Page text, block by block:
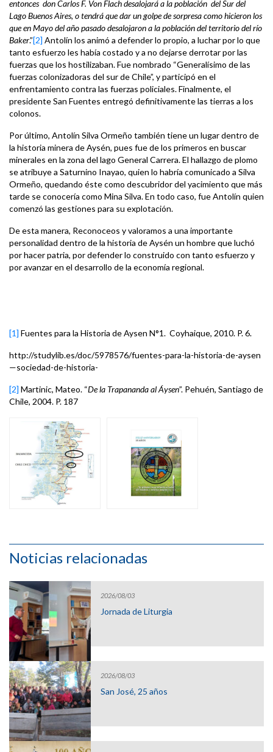
entonces don Carlos F. Von Flach desalojará a la población del Sur del
Lago Buenos Aires, o tendrá que dar un golpe de sorpresa como hicieron los
que en Mayo del año pasado desalojaron a la población del territorio del río
Baker.”[2] Antolín los animó a defender lo propio, a luchar por lo que
tanto esfuerzo les había costado y a no dejarse derrotar por las
fuerzas que los hostilizaban. Fue nombrado “Generalísimo de las
fuerzas colonizadoras del sur de Chile”, y participó en el
enfrentamiento contra las fuerzas policiales. Finalmente, el
presidente San Fuentes entregó definitivamente las tierras a los
colonos.
Por último, Antolín Silva Ormeño también tiene un lugar dentro de
la historia minera de Aysén, pues fue de los primeros en buscar
minerales en la zona del lago General Carrera. El hallazgo de plomo
se atribuye a Saturnino Inayao, quien lo habría comunicado a Silva
Ormeño, quedando éste como descubridor del yacimiento que más
tarde se conocería como Mina Silva. En todo caso, fue Antolín quien
comenzó las gestiones para su explotación.
De esta manera, Reconoceos y valoramos a una importante
personalidad dentro de la historia de Aysén un hombre que luchó
por hacer patria, por defender lo construido con tanto esfuerzo y
por avanzar en el desarrollo de la economía regional.
[1] Fuentes para la Historia de Aysen N°1. Coyhaique, 2010. P. 6.
http://studylib.es/doc/5978576/fuentes-para-la-historia-de-aysen
—sociedad-de-historia-
[2] Martinic, Mateo. “De la Trapananda al Áysen”. Pehuén, Santiago de
Chile, 2004. P. 187
Noticias relacionadas
2026/08/03
Jornada de Liturgia
2026/08/03
San José, 25 años